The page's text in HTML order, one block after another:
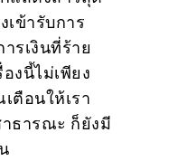
ข้ารับการ
รเงินที่ร้าย
งนี้ไม่เพียง
ตือนให้เรา
ธารณะ ก็ยังมี